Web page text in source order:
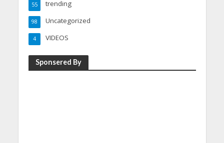
trending
55
Uncategorized
98
VIDEOS
4
Sponsered By